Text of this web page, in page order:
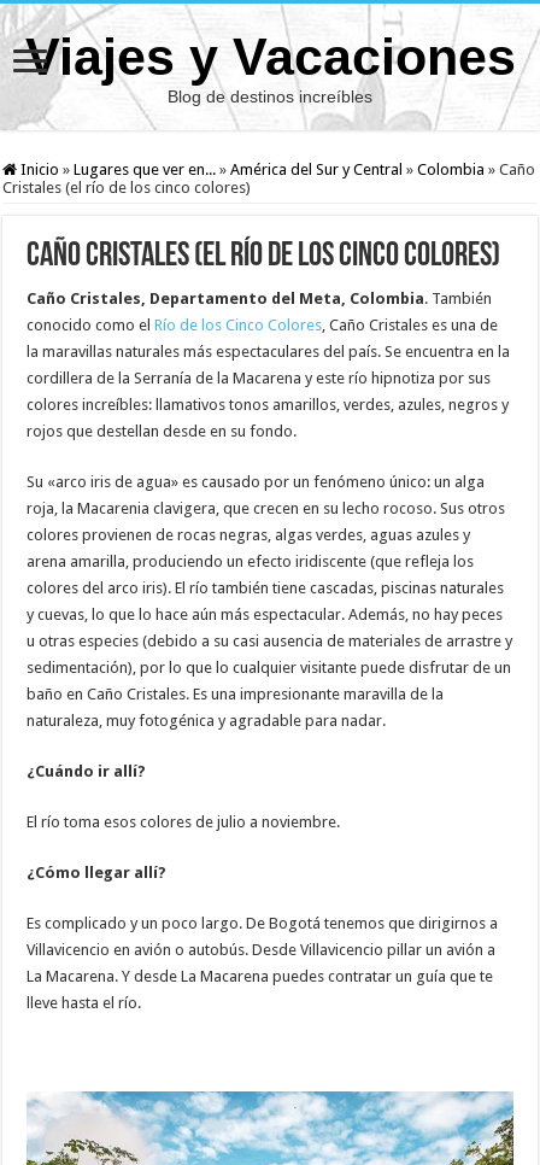
Viajes y Vacaciones
Blog de destinos increíbles
Inicio » Lugares que ver en... » América del Sur y Central » Colombia » Caño
Cristales (el río de los cinco colores)
Caño Cristales (el río de los cinco colores)
Caño Cristales, Departamento del Meta, Colombia. También
conocido como elRío de los Cinco Colores, Caño Cristales es una de
la maravillas naturales más espectaculares del país. Se encuentra en la
cordillera de la Serranía de la Macarena y este río hipnotiza por sus
colores increíbles: llamativos tonos amarillos, verdes, azules, negros y
rojos que destellan desde en su fondo.
Su «arco iris de agua» es causado por un fenómeno único: un alga
roja, la Macarenia clavigera, que crecen en su lecho rocoso. Sus otros
colores provienen de rocas negras, algas verdes, aguas azules y
arena amarilla, produciendo un efecto iridiscente (que refleja los
colores del arco iris). El río también tiene cascadas, piscinas naturales
y cuevas, lo que lo hace aún más espectacular. Además, no hay peces
u otras especies (debido a su casi ausencia de materiales de arrastre y
sedimentación), por lo que lo cualquier visitante puede disfrutar de un
baño en Caño Cristales. Es una impresionante maravilla de la
naturaleza, muy fotogénica y agradable para nadar.
¿Cuándo ir allí?
El río toma esos colores de julio a noviembre.
¿Cómo llegar allí?
Es complicado y un poco largo. De Bogotá tenemos que dirigirnos a
Villavicencio en avión o autobús. Desde Villavicencio pillar un avión a
La Macarena. Y desde La Macarena puedes contratar un guía que te
lleve hasta el río.